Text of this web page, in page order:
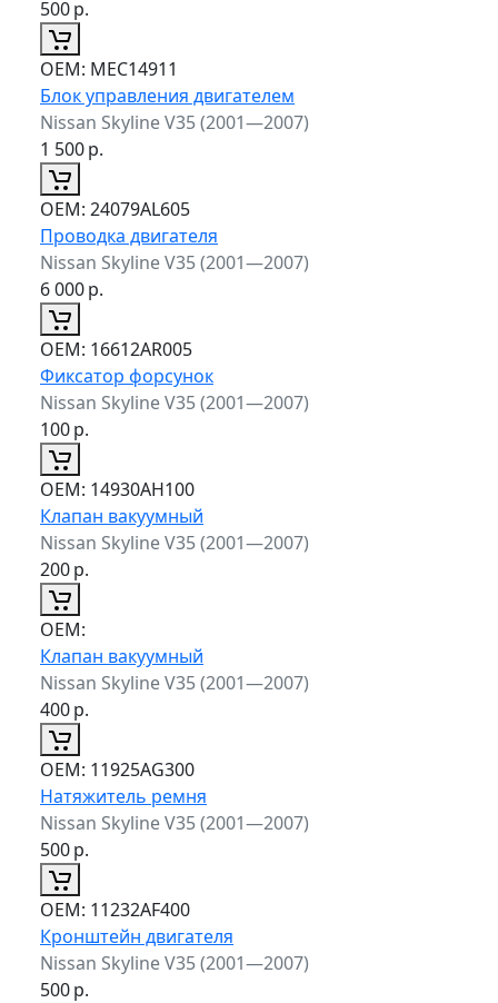
500р.
ОЕМ: MEC14911
Блок управления двигателем
Nissan Skyline V35 (2001—2007)
1 500р.
ОЕМ: 24079AL605
Проводка двигателя
Nissan Skyline V35 (2001—2007)
6 000р.
ОЕМ: 16612AR005
Фиксатор форсунок
Nissan Skyline V35 (2001—2007)
100р.
ОЕМ: 14930AH100
Клапан вакуумный
Nissan Skyline V35 (2001—2007)
200р.
ОЕМ:
Клапан вакуумный
Nissan Skyline V35 (2001—2007)
400р.
ОЕМ: 11925AG300
Натяжитель ремня
Nissan Skyline V35 (2001—2007)
500р.
ОЕМ: 11232AF400
Кронштейн двигателя
Nissan Skyline V35 (2001—2007)
500р.